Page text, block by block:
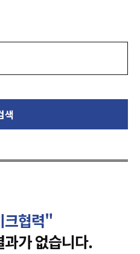
색
크협력"
가 없습니다.